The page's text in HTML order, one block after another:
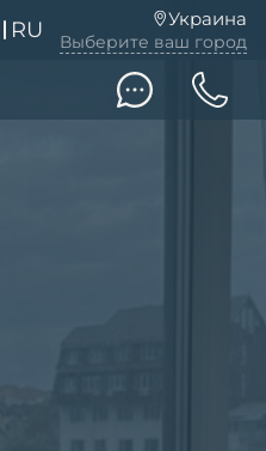
RU Украина
Выберите ваш город